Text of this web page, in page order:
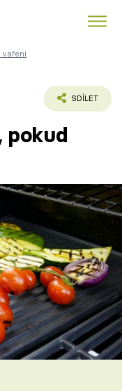
vaření
SDÍLET
pokud